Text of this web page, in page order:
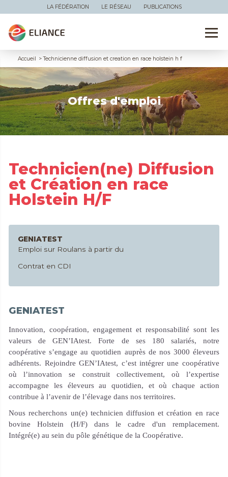
LA FÉDÉRATION LE RÉSEAU PUBLICATIONS
Accueil > Technicienne diffusion et creation en race holstein h f
Offres d'emploi
Technicien(ne) Diffusion
et Création en race
Holstein H/F
GENIATEST
Emploi sur Roulans à partir du
Contrat en CDI
GENIATEST
Innovation, coopération, engagement et responsabilité sont les
valeurs de GEN’IAtest. Forte de ses 180 salariés, notre
coopérative s’engage au quotidien auprès de nos 3000 éleveurs
adhérents. Rejoindre GEN’IAtest, c’est intégrer une coopérative
où l’innovation se construit collectivement, où l’expertise
accompagne les éleveurs au quotidien, et où chaque action
contribue à l’avenir de l’élevage dans nos territoires.
Nous recherchons un(e) technicien diffusion et création en race
bovine Holstein (H/F) dans le cadre d'un remplacement.
Intégré(e) au sein du pôle génétique de la Coopérative.